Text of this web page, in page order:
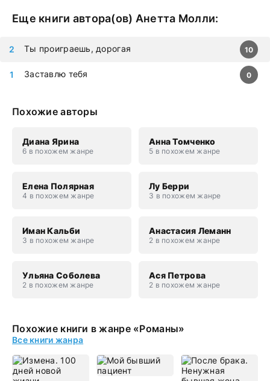
Еще книги автора(ов) Анетта Молли:
Заставлю тебя 0
Ты проиграешь, дорогая 10
Похожие авторы
Диана Ярина
6 в похожем жанре
Анна Томченко
5 в похожем жанре
Елена Полярная
4 в похожем жанре
Лу Берри
3 в похожем жанре
Иман Кальби
3 в похожем жанре
Анастасия Леманн
2 в похожем жанре
Ульяна Соболева
2 в похожем жанре
Ася Петрова
2 в похожем жанре
Похожие книги в жанре «Романы»
Все книги жанра